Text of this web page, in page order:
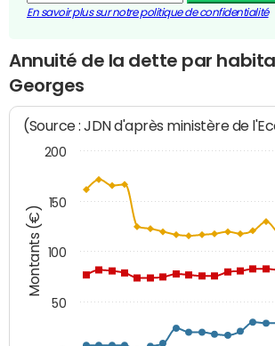
En savoir plus sur notre politique de confidentialité
Annuité de la dette par
Georges
Montants (€)
(Source : JDN d'après ministère de
50
100
150
200